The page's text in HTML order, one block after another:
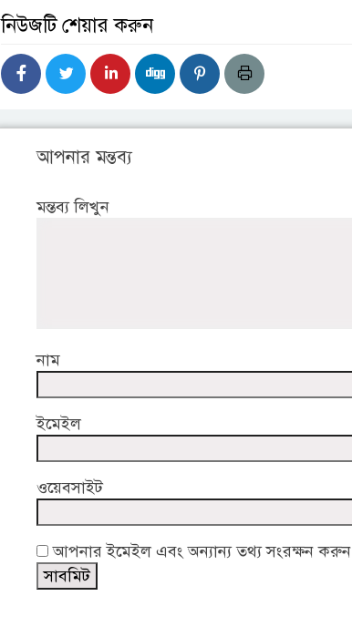
নিউজটি শেয়ার করুন
আপনার মন্তব্য
মন্তব্য লিখুন
নাম
ইমেইল
ওয়েবসাইট
আপনার ইমেইল এবং অন্যান্য তথ্য সংরক্ষন করুন